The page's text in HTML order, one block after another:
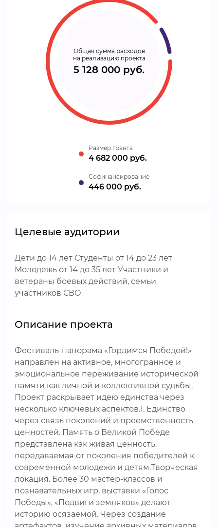
Общая сумма расходов
на реализацию проекта
5 128 000 руб.
Размер гранта
4 682 000 руб.
Cофинансирование
446 000 руб.
Целевые аудитории
Дети до 14 лет Студенты от 14 до 23 лет
Молодежь от 14 до 35 лет Участники и
ветераны боевых действий, семьи
участников СВО
Описание проекта
Фестиваль-панорама «Гордимся Победой!»
направлен на активное, многогранное и
эмоциональное переживание исторической
памяти как личной и коллективной судьбы.
Проект раскрывает идею единства через
несколько ключевых аспектов.1. Единство
через связь поколений и преемственность
ценностей. Память о Великой Победе
представлена как живая ценность,
передаваемая от поколения победителей к
современной молодежи и детям.Творческая
локация. Более 30 мастер-классов и
познавательных игр, выставки «Голос
Победы», «Подвиги земляков» делают
историю осязаемой. Через создание